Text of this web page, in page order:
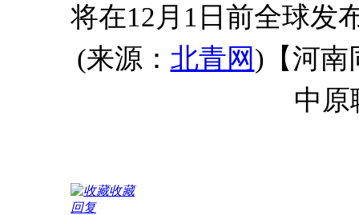
将在12月1日前全球发
(来源： 北青网) 【河
中
收藏
回复